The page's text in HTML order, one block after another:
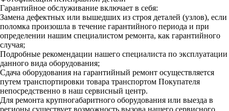
Гарантийное обслуживание включает в себя:
Замена дефектных или вышедших из строя деталей (узлов), если
поломка произошла в течение гарантийного периода и при
определении нашим специалистом ремонта, как гарантийного
случая;
Подробные рекомендации нашего специалиста по эксплуатации
данного вида оборудования;
Сдача оборудования на гарантийный ремонт осуществляется
путем транспортировки товара транспортом Покупателя
непосредственно в наш сервисный центр.
Для ремонта крупногабаритного оборудования или выезда в
регионы существует возможность вызова нашего сервисного